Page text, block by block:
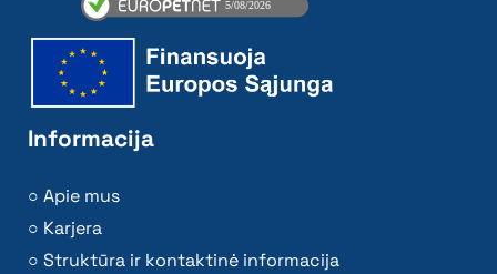
Informacija
Apie mus
Karjera
Struktūra ir kontaktinė informacija